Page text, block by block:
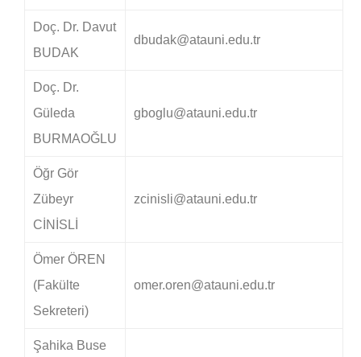
Doç. Dr. Davut
BUDAK
dbudak@atauni.edu.tr
Doç. Dr.
Güleda
BURMAOĞLU
gboglu@atauni.edu.tr
Öğr Gör
Zübeyr
CİNİSLİ
zcinisli@atauni.edu.tr
Ömer ÖREN
(Fakülte
Sekreteri)
omer.oren@atauni.edu.tr
Şahika Buse